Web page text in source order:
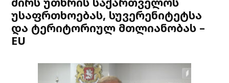
უსაფრთხოებას, სუვერენიტეტსა
და ტერიტორიულ მთლიანობას –
EU